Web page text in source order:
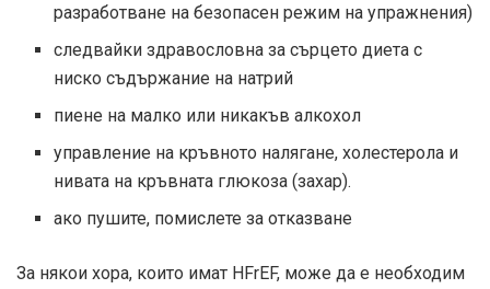
разработване на безопасен режим на упражнения)
следвайки здравословна за сърцето диета с
ниско съдържание на натрий
пиене на малко или никакъв алкохол
управление на кръвното налягане, холестерола и
нивата на кръвната глюкоза (захар).
ако пушите, помислете за отказване
За някои хора, които имат HFrEF, може да е необходим